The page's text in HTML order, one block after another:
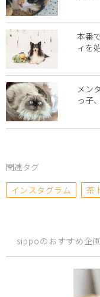
本番
ィを
メン
っ子
関連タグ
インスタグラム
茶
sippoのおすすめ企画